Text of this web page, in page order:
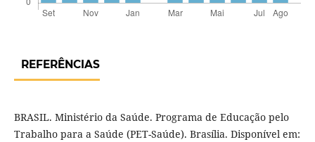
REFERÊNCIAS
BRASIL. Ministério da Saúde. Programa de Educação pelo
Trabalho para a Saúde (PET-Saúde). Brasília. Disponível em: